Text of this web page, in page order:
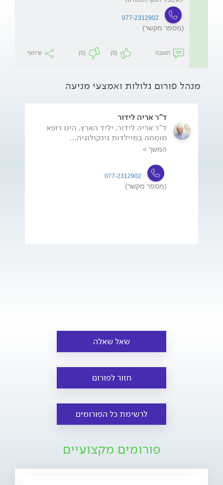
077-2312902
(מספר מקשר)
תגובה (0)
(0) שיתוף
מנהל פורום גלולות ואמצעי מניעה
ד"ר אריה לידור
ד"ר אריה לידור, יליד הארץ, הינו רופא
מומחה במיילדות גינקולוגיה...
המשך >
077-2312902
(מספר מקשר)
שאל שאלה
חזור לפורום
לרשימת כל הפורומים
פורומים מקצועיים